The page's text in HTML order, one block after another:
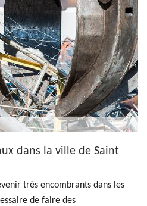
dans la ville de Saint
très encombrants dans les
de faire des